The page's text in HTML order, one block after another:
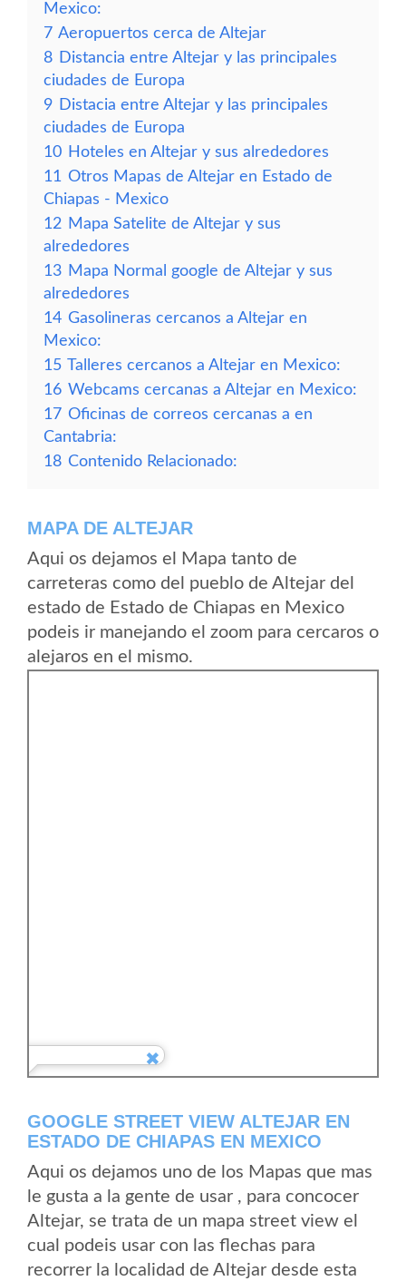
Mexico:
7 Aeropuertos cerca de Altejar
8 Distancia entre Altejar y las principales
ciudades de Europa
9 Distacia entre Altejar y las principales
ciudades de Europa
10 Hoteles en Altejar y sus alrededores
11 Otros Mapas de Altejar en Estado de
Chiapas - Mexico
12 Mapa Satelite de Altejar y sus
alrededores
13 Mapa Normal google de Altejar y sus
alrededores
14 Gasolineras cercanos a Altejar en
Mexico:
15 Talleres cercanos a Altejar en Mexico:
16 Webcams cercanas a Altejar en Mexico:
17 Oficinas de correos cercanas a en
Cantabria:
18 Contenido Relacionado:
MAPA DE ALTEJAR
Aqui os dejamos el Mapa tanto de
carreteras como del pueblo de Altejar del
estado de Estado de Chiapas en Mexico
podeis ir manejando el zoom para cercaros o
alejaros en el mismo.
GOOGLE STREET VIEW ALTEJAR EN
ESTADO DE CHIAPAS EN MEXICO
Aqui os dejamos uno de los Mapas que mas
le gusta a la gente de usar , para concocer
Altejar, se trata de un mapa street view el
cual podeis usar con las flechas para
recorrer la localidad de Altejar desde esta